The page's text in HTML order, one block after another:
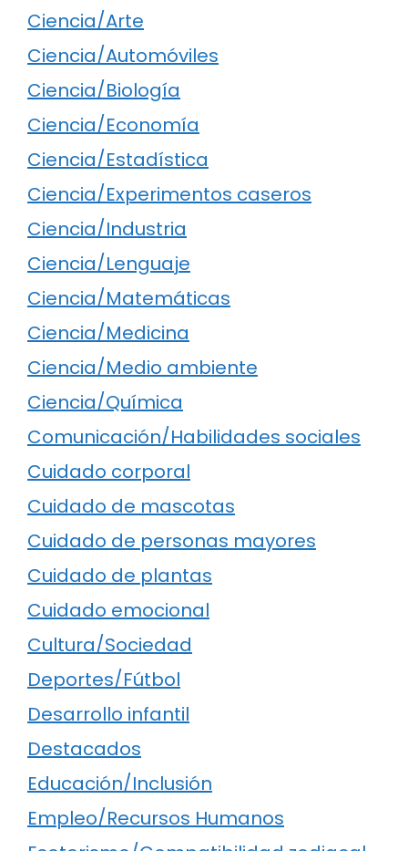
Ciencia/Arte
Ciencia/Automóviles
Ciencia/Biología
Ciencia/Economía
Ciencia/Estadística
Ciencia/Experimentos caseros
Ciencia/Industria
Ciencia/Lenguaje
Ciencia/Matemáticas
Ciencia/Medicina
Ciencia/Medio ambiente
Ciencia/Química
Comunicación/Habilidades sociales
Cuidado corporal
Cuidado de mascotas
Cuidado de personas mayores
Cuidado de plantas
Cuidado emocional
Cultura/Sociedad
Deportes/Fútbol
Desarrollo infantil
Destacados
Educación/Inclusión
Empleo/Recursos Humanos